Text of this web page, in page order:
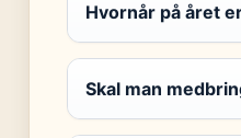
Hvornår på året
Skal man